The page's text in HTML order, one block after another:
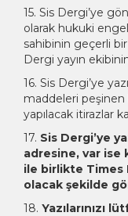
15. Sis Dergi’ye
olarak hukuki
sahibinin geçerli
Dergi yayın
16. Sis Dergi’ye
maddeleri peşinen
yapılacak itirazlar
17. Sis Dergi’ye
adresine, var ise
ile birlikte Times
olacak şekilde
18. Yazılarınızı